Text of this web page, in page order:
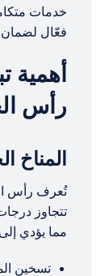
خدمات
فعّال لضمان
أهمية
رأس
المناخ
تُعرف رأس
مما يؤدي
تسخين